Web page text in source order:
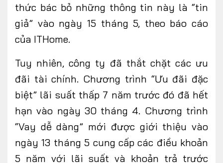
thức bác bỏ những thông tin này là “tin
giả” vào ngày 15 tháng 5, theo báo cáo
của ITHome.
Tuy nhiên, công ty đã thắt chặt các ưu
đãi tài chính. Chương trình “Ưu đãi đặc
biệt” lãi suất thấp 7 năm trước đó đã hết
hạn vào ngày 30 tháng 4. Chương trình
“Vay dễ dàng” mới được giới thiệu vào
ngày 13 tháng 5 cung cấp các điều khoản
5 năm với lãi suất và khoản trả trước